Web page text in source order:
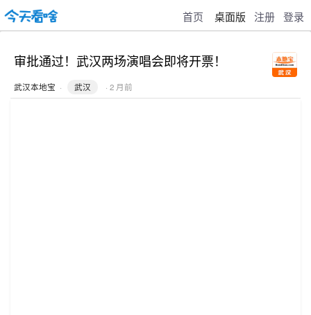
首页 桌面版 注册 登录
审批通过！武汉两场演唱会即将开票！
武汉本地宝 · 武汉 · 2 月前